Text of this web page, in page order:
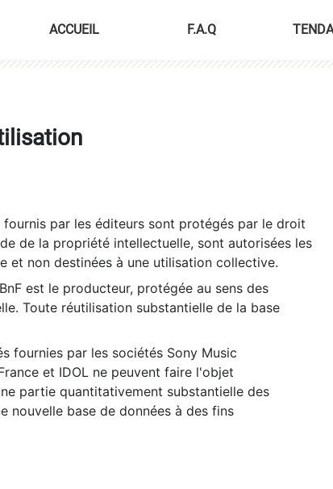
ACCUEIL F.A.Q
par les éditeurs sont protégés par le droit
de la propriété intellectuelle, sont autorisées les
et non destinées à une utilisation collective.
est le producteur, protégée au sens des
Toute réutilisation substantielle de la base
fournies par les sociétés Sony Music
et IDOL ne peuvent faire l'objet
partie quantitativement substantielle des
nouvelle base de données à des fins